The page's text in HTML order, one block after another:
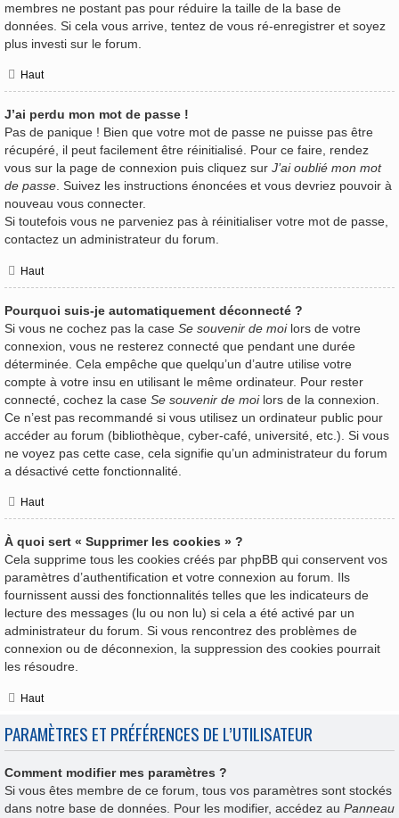
membres ne postant pas pour réduire la taille de la base de
données. Si cela vous arrive, tentez de vous ré-enregistrer et soyez
plus investi sur le forum.
Haut
J’ai perdu mon mot de passe !
Pas de panique ! Bien que votre mot de passe ne puisse pas être
récupéré, il peut facilement être réinitialisé. Pour ce faire, rendez
vous sur la page de connexion puis cliquez sur J’ai oublié mon mot
de passe. Suivez les instructions énoncées et vous devriez pouvoir à
nouveau vous connecter.
Si toutefois vous ne parveniez pas à réinitialiser votre mot de passe,
contactez un administrateur du forum.
Haut
Pourquoi suis-je automatiquement déconnecté ?
Si vous ne cochez pas la case Se souvenir de moilors de votre
connexion, vous ne resterez connecté que pendant une durée
déterminée. Cela empêche que quelqu’un d’autre utilise votre
compte à votre insu en utilisant le même ordinateur. Pour rester
connecté, cochez la case Se souvenir de moilors de la connexion.
Ce n’est pas recommandé si vous utilisez un ordinateur public pour
accéder au forum (bibliothèque, cyber-café, université, etc.). Si vous
ne voyez pas cette case, cela signifie qu’un administrateur du forum
a désactivé cette fonctionnalité.
Haut
À quoi sert « Supprimer les cookies » ?
Cela supprime tous les cookies créés par phpBB qui conservent vos
paramètres d’authentification et votre connexion au forum. Ils
fournissent aussi des fonctionnalités telles que les indicateurs de
lecture des messages (lu ou non lu) si cela a été activé par un
administrateur du forum. Si vous rencontrez des problèmes de
connexion ou de déconnexion, la suppression des cookies pourrait
les résoudre.
Haut
PARAMÈTRES ET PRÉFÉRENCES DE L’UTILISATEUR
Comment modifier mes paramètres ?
Si vous êtes membre de ce forum, tous vos paramètres sont stockés
dans notre base de données. Pour les modifier, accédez au Panneau